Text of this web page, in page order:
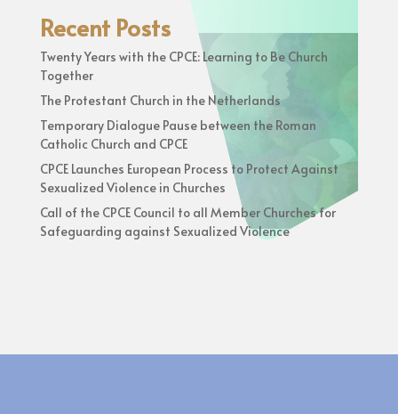
Recent Posts
Twenty Years with the CPCE: Learning to Be Church
Together
The Protestant Church in the Netherlands
Temporary Dialogue Pause between the Roman
Catholic Church and CPCE
CPCE Launches European Process to Protect Against
Sexualized Violence in Churches
Call of the CPCE Council to all Member Churches for
Safeguarding against Sexualized Violence